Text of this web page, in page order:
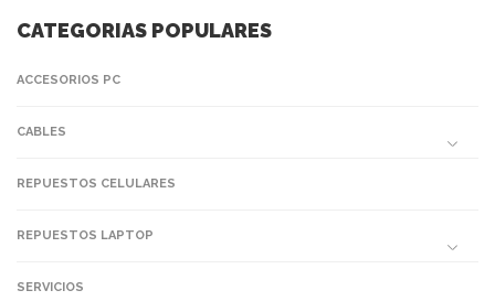
CATEGORIAS POPULARES
ACCESORIOS PC
CABLES
REPUESTOS CELULARES
REPUESTOS LAPTOP
SERVICIOS